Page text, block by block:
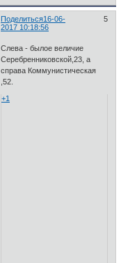
Поделиться 5
16-06-
2017 10:18:56
Слева - былое величие
Серебренниковской,23, а
справа Коммунистическая
,52.
+1